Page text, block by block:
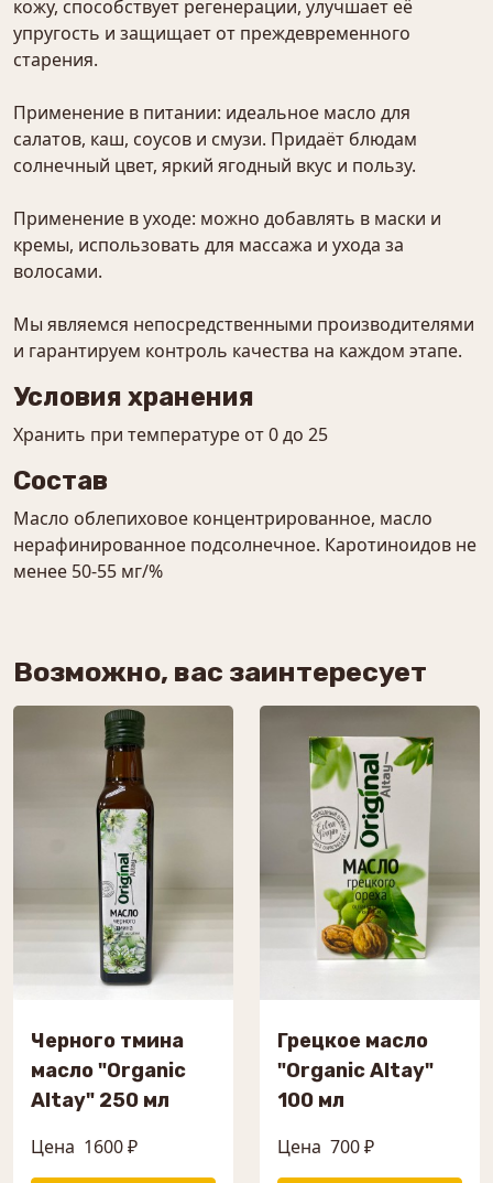
кожу, способствует регенерации, улучшает её
упругость и защищает от преждевременного
старения.
Применение в питании: идеальное масло для
салатов, каш, соусов и смузи. Придаёт блюдам
солнечный цвет, яркий ягодный вкус и пользу.
Применение в уходе: можно добавлять в маски и
кремы, использовать для массажа и ухода за
волосами.
Мы являемся непосредственными производителями
и гарантируем контроль качества на каждом этапе.
Условия хранения
Хранить при температуре от 0 до 25
Состав
Масло облепиховое концентрированное, масло
нерафинированное подсолнечное. Каротиноидов не
менее 50-55 мг/%
Возможно, вас заинтересует
Черного тмина
масло "Organic
Altay" 250 мл
Цена 1600 ₽
Грецкое масло
"Organic Altay"
100 мл
Цена 700 ₽